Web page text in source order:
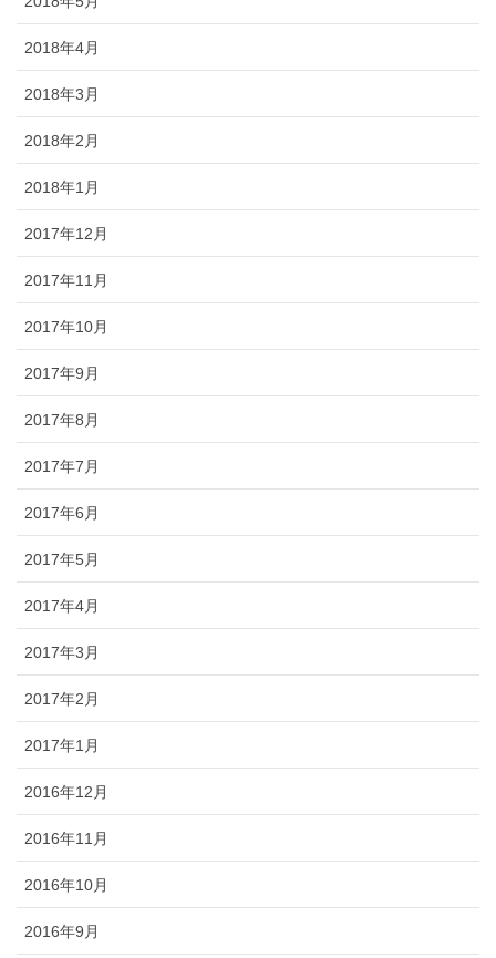
2018年4月
2018年3月
2018年2月
2018年1月
2017年12月
2017年11月
2017年10月
2017年9月
2017年8月
2017年7月
2017年6月
2017年5月
2017年4月
2017年3月
2017年2月
2017年1月
2016年12月
2016年11月
2016年10月
2016年9月